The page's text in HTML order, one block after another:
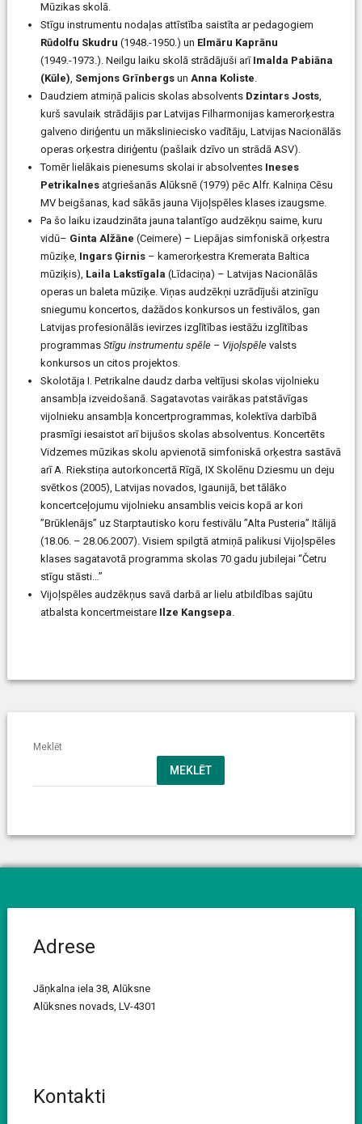
Mūzikas skolā.
Stīgu instrumentu nodaļas attīstība saistīta ar pedagogiem
Rūdolfu Skudru (1948.-1950.) un Elmāru Kaprānu
(1949.-1973.). Neilgu laiku skolā strādājuši arī Imalda Pabiāna
(Kūle), Semjons Grīnbergs un Anna Koliste.
Daudziem atmiņā palicis skolas absolvents Dzintars Josts,
kurš savulaik strādājis par Latvijas Filharmonijas kamerorķestra
galveno diriģentu un māksliniecisko vadītāju, Latvijas Nacionālās
operas orķestra diriģentu (pašlaik dzīvo un strādā ASV).
Tomēr lielākais pienesums skolai ir absolventes Ineses
Petrikalnes atgriešanās Alūksnē (1979) pēc Alfr. Kalniņa Cēsu
MV beigšanas, kad sākās jauna Vijoļspēles klases izaugsme.
Pa šo laiku izaudzināta jauna talantīgo audzēkņu saime, kuru
vidū– Ginta Alžāne (Ceimere) – Liepājas simfoniskā orķestra
mūziķe, Ingars Ģirnis– kamerorķestra Kremerata Baltica
mūziķis), Laila Lakstīgala (Līdaciņa) – Latvijas Nacionālās
operas un baleta mūziķe. Viņas audzēkņi uzrādījuši atzinīgu
sniegumu koncertos, dažādos konkursos un festivālos, gan
Latvijas profesionālās ievirzes izglītības iestāžu izglītības
programmas Stīgu instrumentu spēle – Vijoļspēlevalsts
konkursos un citos projektos.
Skolotāja I. Petrikalne daudz darba veltījusi skolas vijolnieku
ansambļa izveidošanā. Sagatavotas vairākas patstāvīgas
vijolnieku ansambļa koncertprogrammas, kolektīva darbībā
prasmīgi iesaistot arī bijušos skolas absolventus. Koncertēts
Vidzemes mūzikas skolu apvienotā simfoniskā orķestra sastāvā
arī A. Riekstiņa autorkoncertā Rīgā, IX Skolēnu Dziesmu un deju
svētkos (2005), Latvijas novados, Igaunijā, bet tālāko
koncertceļojumu vijolnieku ansamblis veicis kopā ar kori
”Brūklenājs” uz Starptautisko koru festivālu ”Alta Pusteria” Itālijā
(18.06. – 28.06.2007). Visiem spilgtā atmiņā palikusi Vijoļspēles
klases sagatavotā programma skolas 70 gadu jubilejai “Četru
stīgu stāsti…”
Vijoļspēles audzēkņus savā darbā ar lielu atbildības sajūtu
atbalsta koncertmeistare Ilze Kangsepa.
Meklēt
MEKLĒT
Adrese
Jāņkalna iela 38, Alūksne
Alūksnes novads, LV-4301
Kontakti